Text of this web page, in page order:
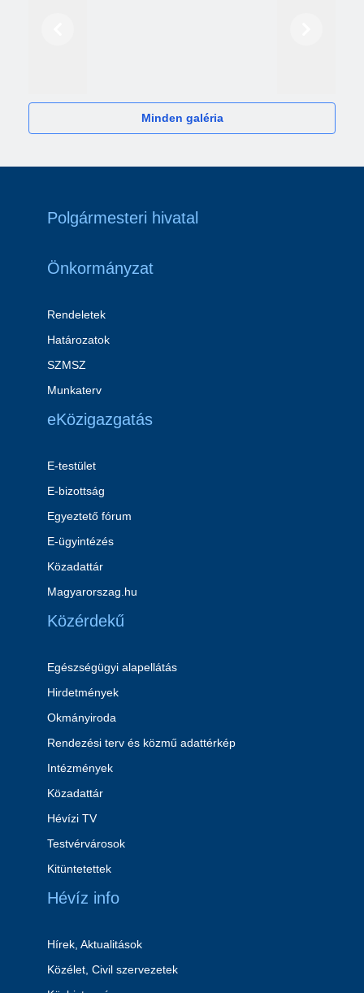
Minden galéria
Polgármesteri hivatal
Önkormányzat
Rendeletek
Határozatok
SZMSZ
Munkaterv
eKözigazgatás
E-testület
E-bizottság
Egyeztető fórum
E-ügyintézés
Közadattár
Magyarorszag.hu
Közérdekű
Egészségügyi alapellátás
Hirdetmények
Okmányiroda
Rendezési terv és közmű adattérkép
Intézmények
Közadattár
Hévízi TV
Testvérvárosok
Kitüntetettek
Hévíz info
Hírek, Aktualitások
Közélet, Civil szervezetek